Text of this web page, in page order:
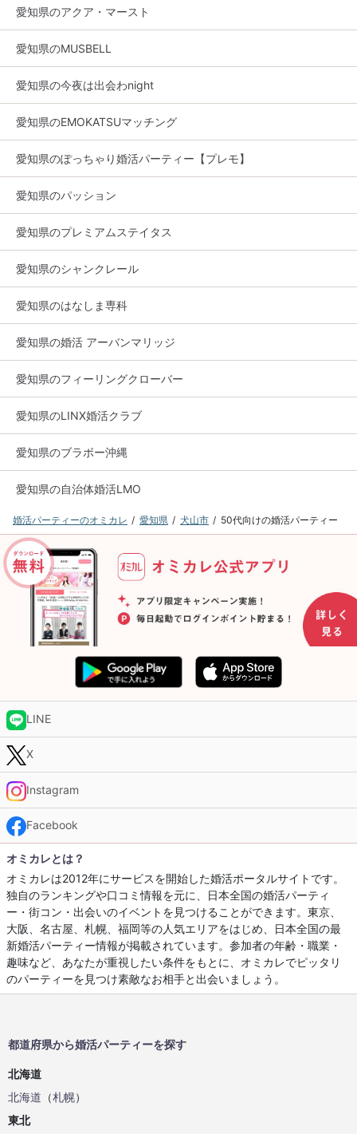
愛知県のアクア・マースト
愛知県のMUSBELL
愛知県の今夜は出会わnight
愛知県のEMOKATSUマッチング
愛知県のぽっちゃり婚活パーティー【プレモ】
愛知県のパッション
愛知県のプレミアムステイタス
愛知県のシャンクレール
愛知県のはなしま専科
愛知県の婚活 アーバンマリッジ
愛知県のフィーリングクローバー
愛知県のLINX婚活クラブ
愛知県のブラボー沖縄
愛知県の自治体婚活LMO
婚活パーティーのオミカレ 愛知県 犬山市 50代向けの婚活パーティー
LINE
X
Instagram
Facebook
オミカレとは？
オミカレは2012年にサービスを開始した婚活ポータルサイトです。
独自のランキングや口コミ情報を元に、日本全国の婚活パーティ
ー・街コン・出会いのイベントを見つけることができます。東京、
大阪、名古屋、札幌、福岡等の人気エリアをはじめ、日本全国の最
新婚活パーティー情報が掲載されています。参加者の年齢・職業・
趣味など、あなたが重視したい条件をもとに、オミカレでピッタリ
のパーティーを見つけ素敵なお相手と出会いましょう。
都道府県から婚活パーティーを探す
北海道
北海道 （札幌）
東北